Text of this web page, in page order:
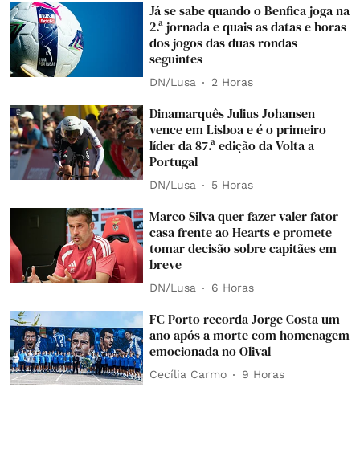
Já se sabe quando o Benfica joga na
2.ª jornada e quais as datas e horas
dos jogos das duas rondas
seguintes
DN/Lusa 2 Horas
Dinamarquês Julius Johansen
vence em Lisboa e é o primeiro
líder da 87.ª edição da Volta a
Portugal
DN/Lusa 5 Horas
Marco Silva quer fazer valer fator
casa frente ao Hearts e promete
tomar decisão sobre capitães em
breve
DN/Lusa 6 Horas
FC Porto recorda Jorge Costa um
ano após a morte com homenagem
emocionada no Olival
Cecília Carmo 9 Horas